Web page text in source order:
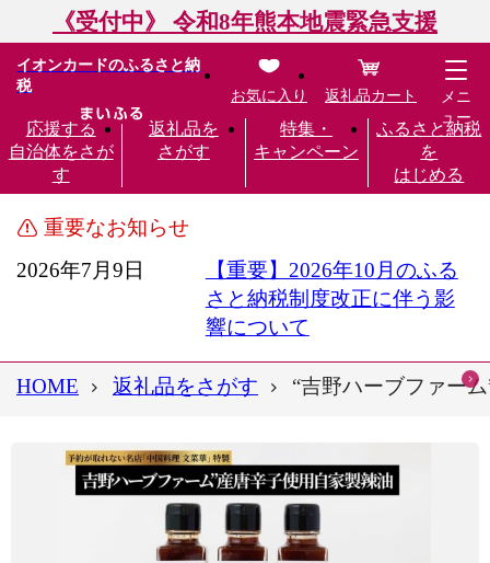
《受付中》 令和8年熊本地震緊急支援
イオンカードのふるさと納
税
応援する
自治体をさが
す
返礼品を
さがす
特集・
キャンペーン
ふるさと納税
を
はじめる
お気に入り 返礼品カート
メニ
ュー
重要なお知らせ
2026年7月9日
【重要】2026年10月のふる
さと納税制度改正に伴う影
響について
HOME 返礼品をさがす “吉野ハーブファー